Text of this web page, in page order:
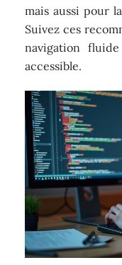
mais aussi pour
Suivez ces
navigation
accessible.